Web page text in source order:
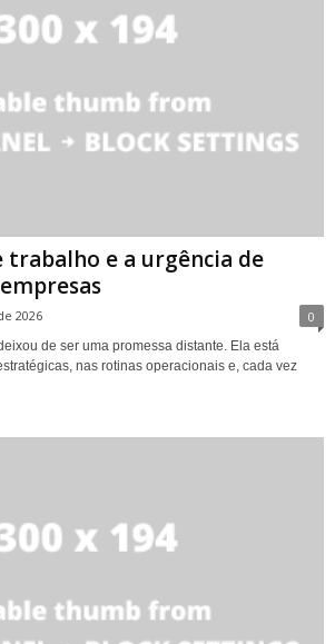
trabalho e a urgência de
2026 0
de ser uma promessa distante. Ela está
nas rotinas operacionais e, cada vez